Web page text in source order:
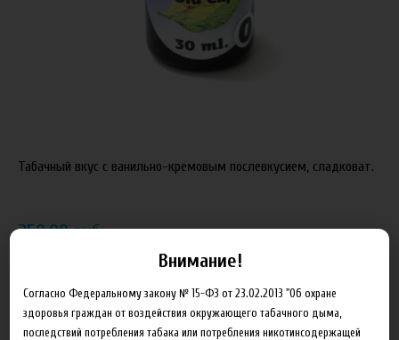
Табачный вкус с ванильно-кремовым послевкусием, сладковат.
250.00 руб
Добавить в сравнение
Внимание!
Согласно Федеральному закону № 15-ФЗ от 23.02.2013 "Об охране
здоровья граждан от воздействия окружающего табачного дыма,
последствий потребления табака или потребления никотинсодержащей